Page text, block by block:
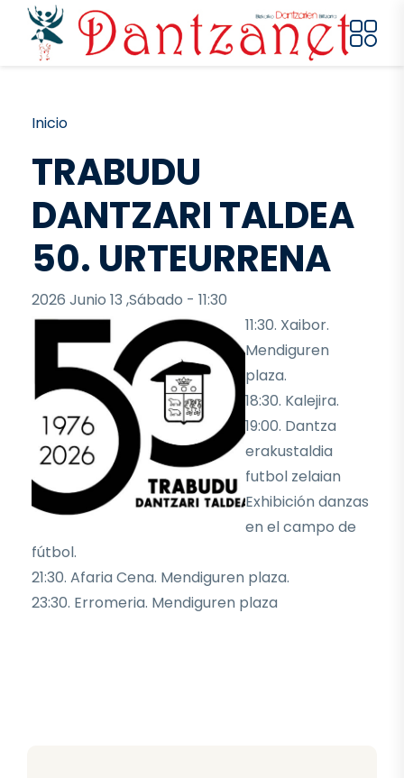
Pasar al contenido principal
Ruta de navegación
Inicio
TRABUDU
DANTZARI TALDEA
50. URTEURRENA
2026 Junio 13 ,Sábado - 11:30
11:30. Xaibor.
Mendiguren
plaza.
18:30. Kalejira.
19:00. Dantza
erakustaldia
futbol zelaian
Exhibición danzas
en el campo de
fútbol.
21:30. Afaria Cena. Mendiguren plaza.
23:30. Erromeria. Mendiguren plaza